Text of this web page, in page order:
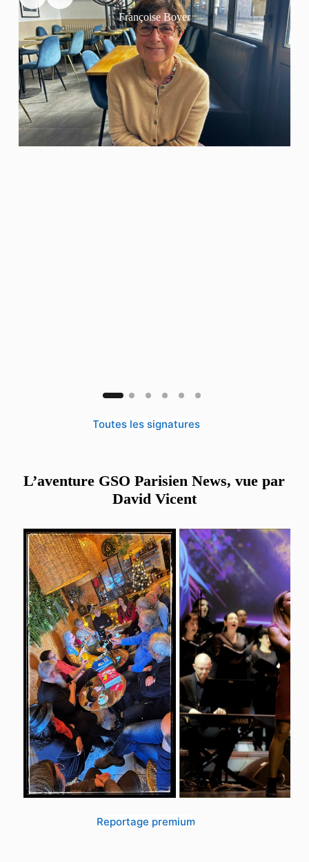
Françoise Boyer
Toutes les signatures
L’aventure GSO Parisien News, vue par
David Vicent
Reportage premium